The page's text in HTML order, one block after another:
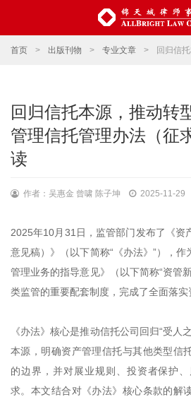
首页 > 出版刊物 > 专业文章 > 回归信托本源，推
回归信托本源，推动转
管理信托管理办法（征
读
作者：吴惠金 曾啸 陈子坤 2025-11-29
2025年10月31日，监管部门发布了《资
意见稿）》（以下简称“《办法》”），
管理业务的指导意见》（以下简称“资管
类监管的重要配套制度，完成了全面落实
《办法》核心是推动信托公司回归“受人
本源，明确资产管理信托与其他类型信
的边界，并对展业规则、投资者保护
求。本文结合对《办法》核心条款的解